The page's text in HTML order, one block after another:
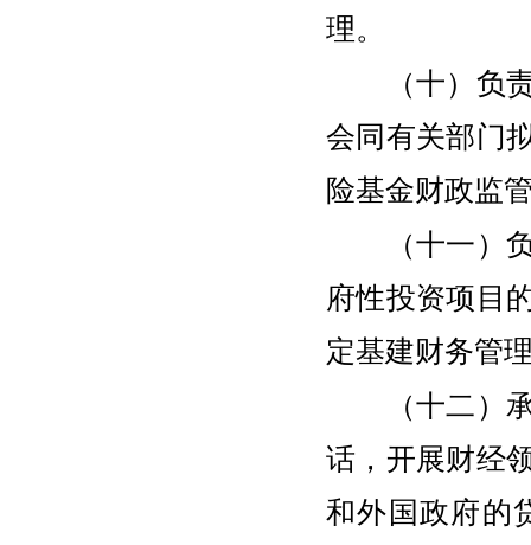
理。
（十）负责
会同有关部门
险基金财政监
（十一）负
府性投资项目
定基建财务管
（十二）承
话，开展财经
和外国政府的